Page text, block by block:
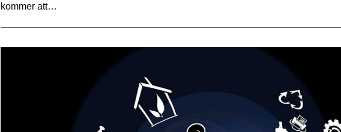
kommer att…